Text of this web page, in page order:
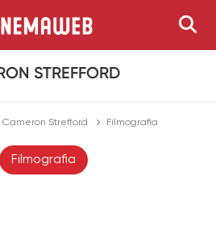
STREFFORD
Cameron Strefford Filmografia
Filmografia